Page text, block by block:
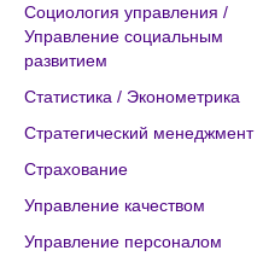
Социология управления /
Управление социальным
развитием
Статистика / Эконометрика
Стратегический менеджмент
Страхование
Управление качеством
Управление персоналом